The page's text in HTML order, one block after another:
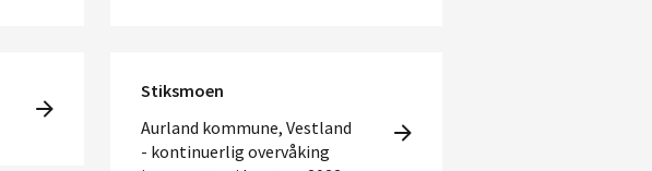
Stiksmoen
Aurland kommune, Vestland
- kontinuerlig overvåking